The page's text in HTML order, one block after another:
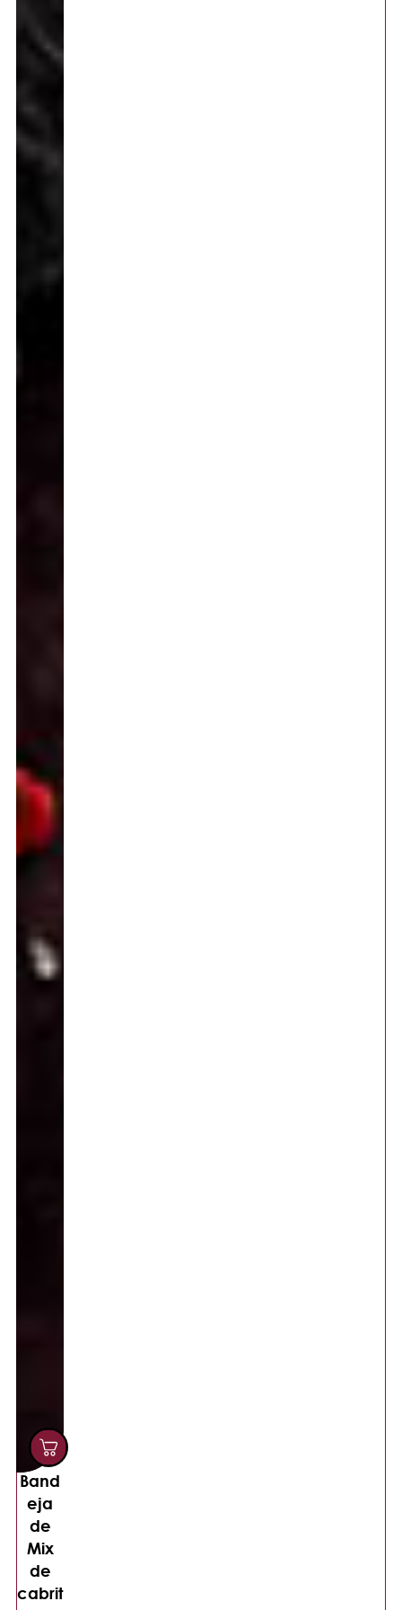
Band
eja
de
Mix
de
cabrit